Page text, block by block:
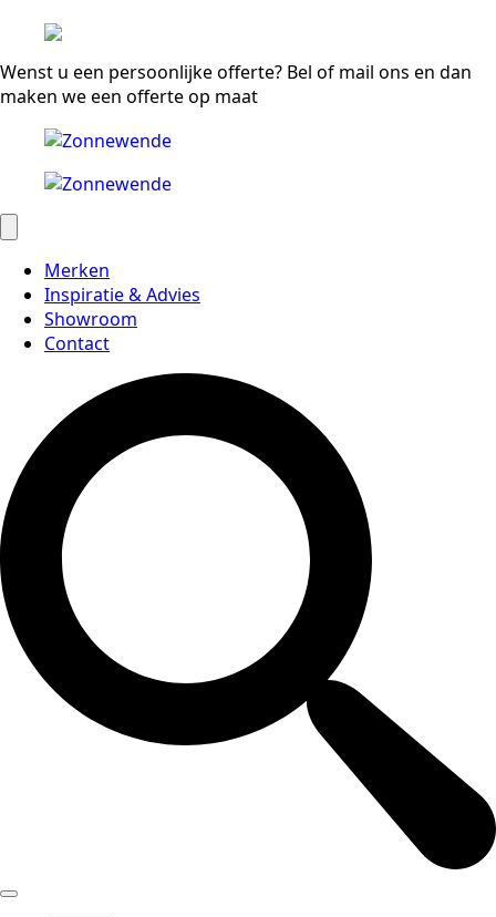
Wenst u een persoonlijke offerte? Bel of mail ons en dan
maken we een offerte op maat
Merken
Inspiratie & Advies
Showroom
Contact